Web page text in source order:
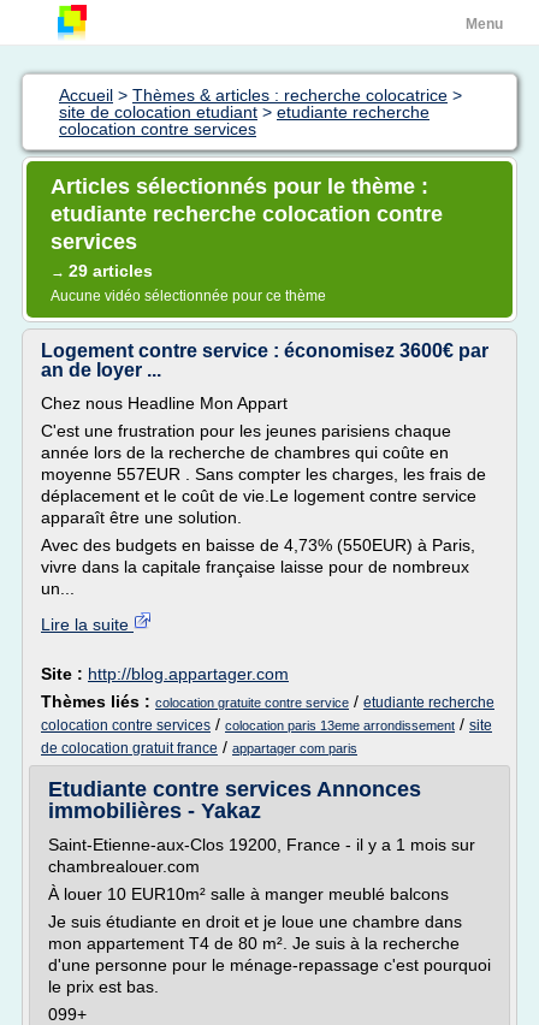
Menu
Accueil > Thèmes & articles : recherche colocatrice >
site de colocation etudiant > etudiante recherche
colocation contre services
Articles sélectionnés pour le thème :
etudiante recherche colocation contre
services
→ 29 articles
Aucune vidéo sélectionnée pour ce thème
Logement contre service : économisez 3600€ par
an de loyer ...
Chez nous Headline Mon Appart
C'est une frustration pour les jeunes parisiens chaque
année lors de la recherche de chambres qui coûte en
moyenne 557EUR . Sans compter les charges, les frais de
déplacement et le coût de vie.Le logement contre service
apparaît être une solution.
Avec des budgets en baisse de 4,73% (550EUR) à Paris,
vivre dans la capitale française laisse pour de nombreux
un...
Lire la suite
Site : http://blog.appartager.com
Thèmes liés : colocation gratuite contre service / etudiante recherche
colocation contre services / colocation paris 13eme arrondissement / site
de colocation gratuit france / appartager com paris
Etudiante contre services Annonces
immobilières - Yakaz
Saint-Etienne-aux-Clos 19200, France - il y a 1 mois sur
chambrealouer.com
À louer 10 EUR10m² salle à manger meublé balcons
Je suis étudiante en droit et je loue une chambre dans
mon appartement T4 de 80 m². Je suis à la recherche
d'une personne pour le ménage-repassage c'est pourquoi
le prix est bas.
099+